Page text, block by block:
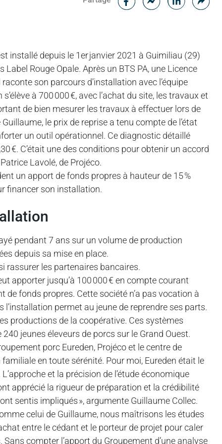
installé depuis le 1er janvier 2021 à Guimiliau (29)
Rouge Opale. Après un BTS PA, une Licence
son parcours d’installation avec l’équipe
à 700 000 €, avec l’achat du site, les travaux et
de bien mesurer les travaux à effectuer lors de
le prix de reprise a tenu compte de l’état
un outil opérationnel. Ce diagnostic détaillé
€. C’était une des conditions pour obtenir un accord
Lavolé, de Projéco.
un apport de fonds propres à hauteur de 15 %
financer son installation.
pendant 7 ans sur un volume de production
depuis sa mise en place.
rassurer les partenaires bancaires.
apporter jusqu’à 100 000 € en compte courant
de fonds propres. Cette société n’a pas vocation à
permet au jeune de reprendre ses parts.
productions de la coopérative. Ces systèmes
jeunes éleveurs de porcs sur le Grand Ouest.
porc Eureden, Projéco et le centre de
en toute sérénité. Pour moi, Eureden était le
et la précision de l’étude économique
apprécié la rigueur de préparation et la crédibilité
sentis impliqués », argumente Guillaume Collec.
celui de Guillaume, nous maîtrisons les études
entre le cédant et le porteur de projet pour caler
compter l’apport du Groupement d’une analyse